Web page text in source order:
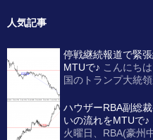
人気記事
停戦継続報道で緊
MTUで♪ こんにち
国のトランプ大統
ハウザーRBA副総
いの流れをMTUで♪
火曜日、RBA(豪州